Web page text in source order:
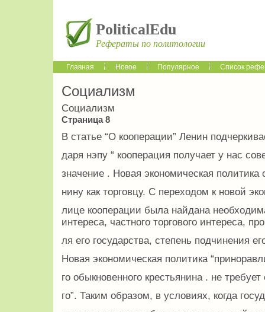
PoliticalEdu
Рефераты по политологии
Главная Новое Популярное Список
Социализм
Социализм
Страница 8
В статье “О кооперации” Ленин
даря нэпу “ кооперация получает у нас
значение . Новая экономическая политика
нину как торговцу. С переходом к новой
лице кооперации была найдана
интереса, частного торгового интереса,
ля его государства, степень подчинения
Новая экономическая политика
го обыкновенного крестьянина . не
го”. Таким образом, в условиях, когда